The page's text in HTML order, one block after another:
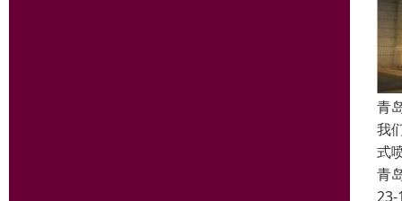
青
我
式
青
23-